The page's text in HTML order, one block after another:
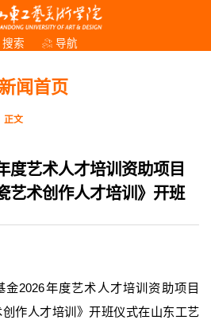
搜索 导航
闻首页
正文
度艺术人才培训资助项目
艺术创作人才培训》开班
2026年度艺术人才培训资助项目
创作人才培训》开班仪式在山东工艺